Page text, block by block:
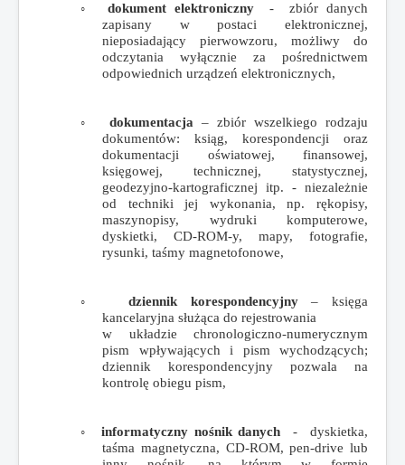
◦ dokument elektroniczny- zbiór danych
zapisany w postaci elektronicznej,
nieposiadający pierwowzoru, możliwy do
odczytania wyłącznie za pośrednictwem
odpowiednich urządzeń elektronicznych,
◦ dokumentacja – zbiór wszelkiego rodzaju
dokumentów: ksiąg, korespondencji oraz
dokumentacji oświatowej, finansowej,
księgowej, technicznej, statystycznej,
geodezyjno-kartograficznej itp. - niezależnie
od techniki jej wykonania, np. rękopisy,
maszynopisy, wydruki komputerowe,
dyskietki, CD-ROM-y, mapy, fotografie,
rysunki, taśmy magnetofonowe,
◦ dziennik korespondencyjny–księga
kancelaryjna służąca do rejestrowania
w układzie chronologiczno-numerycznym
pism wpływających i pism wychodzących;
dziennik korespondencyjny pozwala na
kontrolę obiegu pism,
◦ informatyczny nośnik danych - dyskietka,
taśma magnetyczna, CD-ROM, pen-drive lub